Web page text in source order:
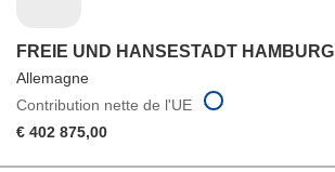
FREIE UND HANSESTADT HAMBURG
Allemagne
Contribution nette de l'UE
€ 402 875,00